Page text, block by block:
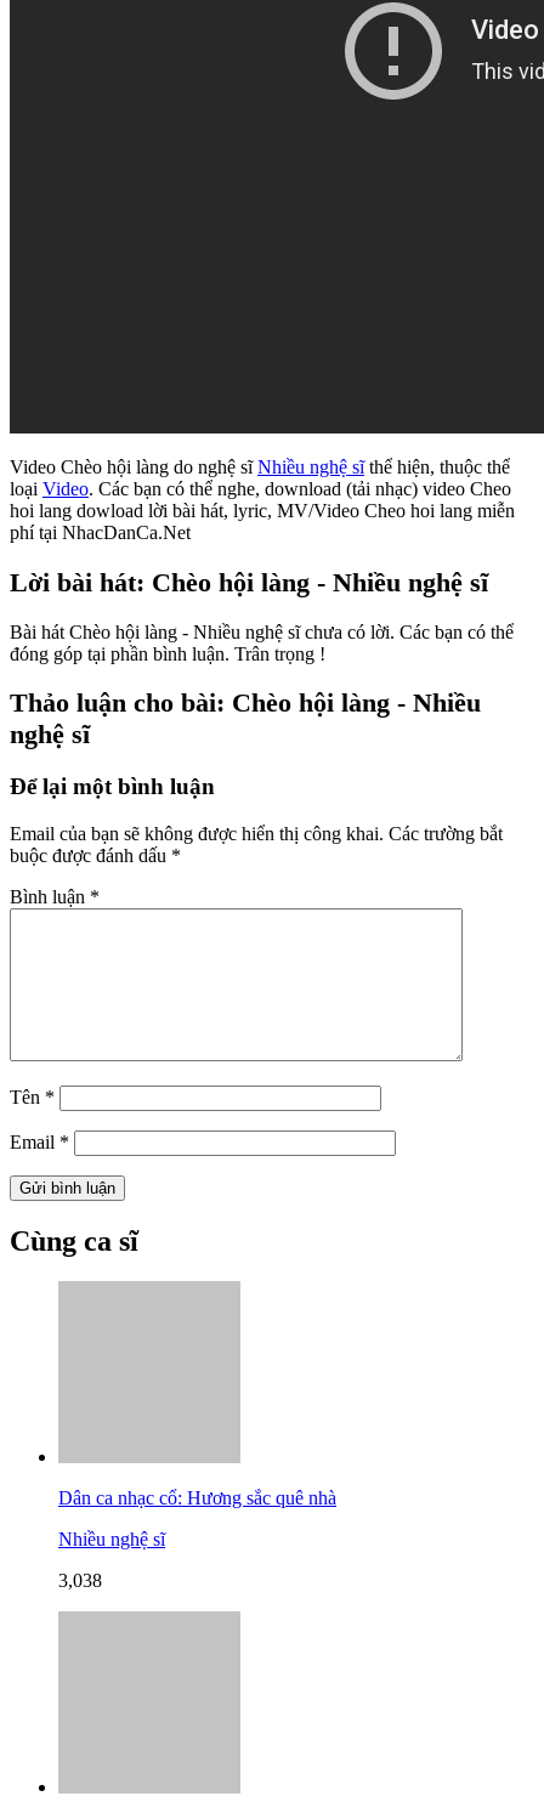
Video Chèo hội làng do nghệ sĩNhiều nghệ sĩthể hiện, thuộc thể
loại Video. Các bạn có thể nghe, download (tải nhạc) video Cheo
hoi lang dowload lời bài hát, lyric, MV/Video Cheo hoi lang miễn
phí tại NhacDanCa.Net
Lời bài hát: Chèo hội làng - Nhiều nghệ sĩ
Bài hát Chèo hội làng - Nhiều nghệ sĩ chưa có lời. Các bạn có thể
đóng góp tại phần bình luận. Trân trọng !
Thảo luận cho bài: Chèo hội làng - Nhiều
nghệ sĩ
Để lại một bình luận
Email của bạn sẽ không được hiển thị công khai. Các trường bắt
buộc được đánh dấu *
Bình luận *
Tên *
Email *
Cùng ca sĩ
Dân ca nhạc cổ: Hương sắc quê nhà
Nhiều nghệ sĩ
3,038